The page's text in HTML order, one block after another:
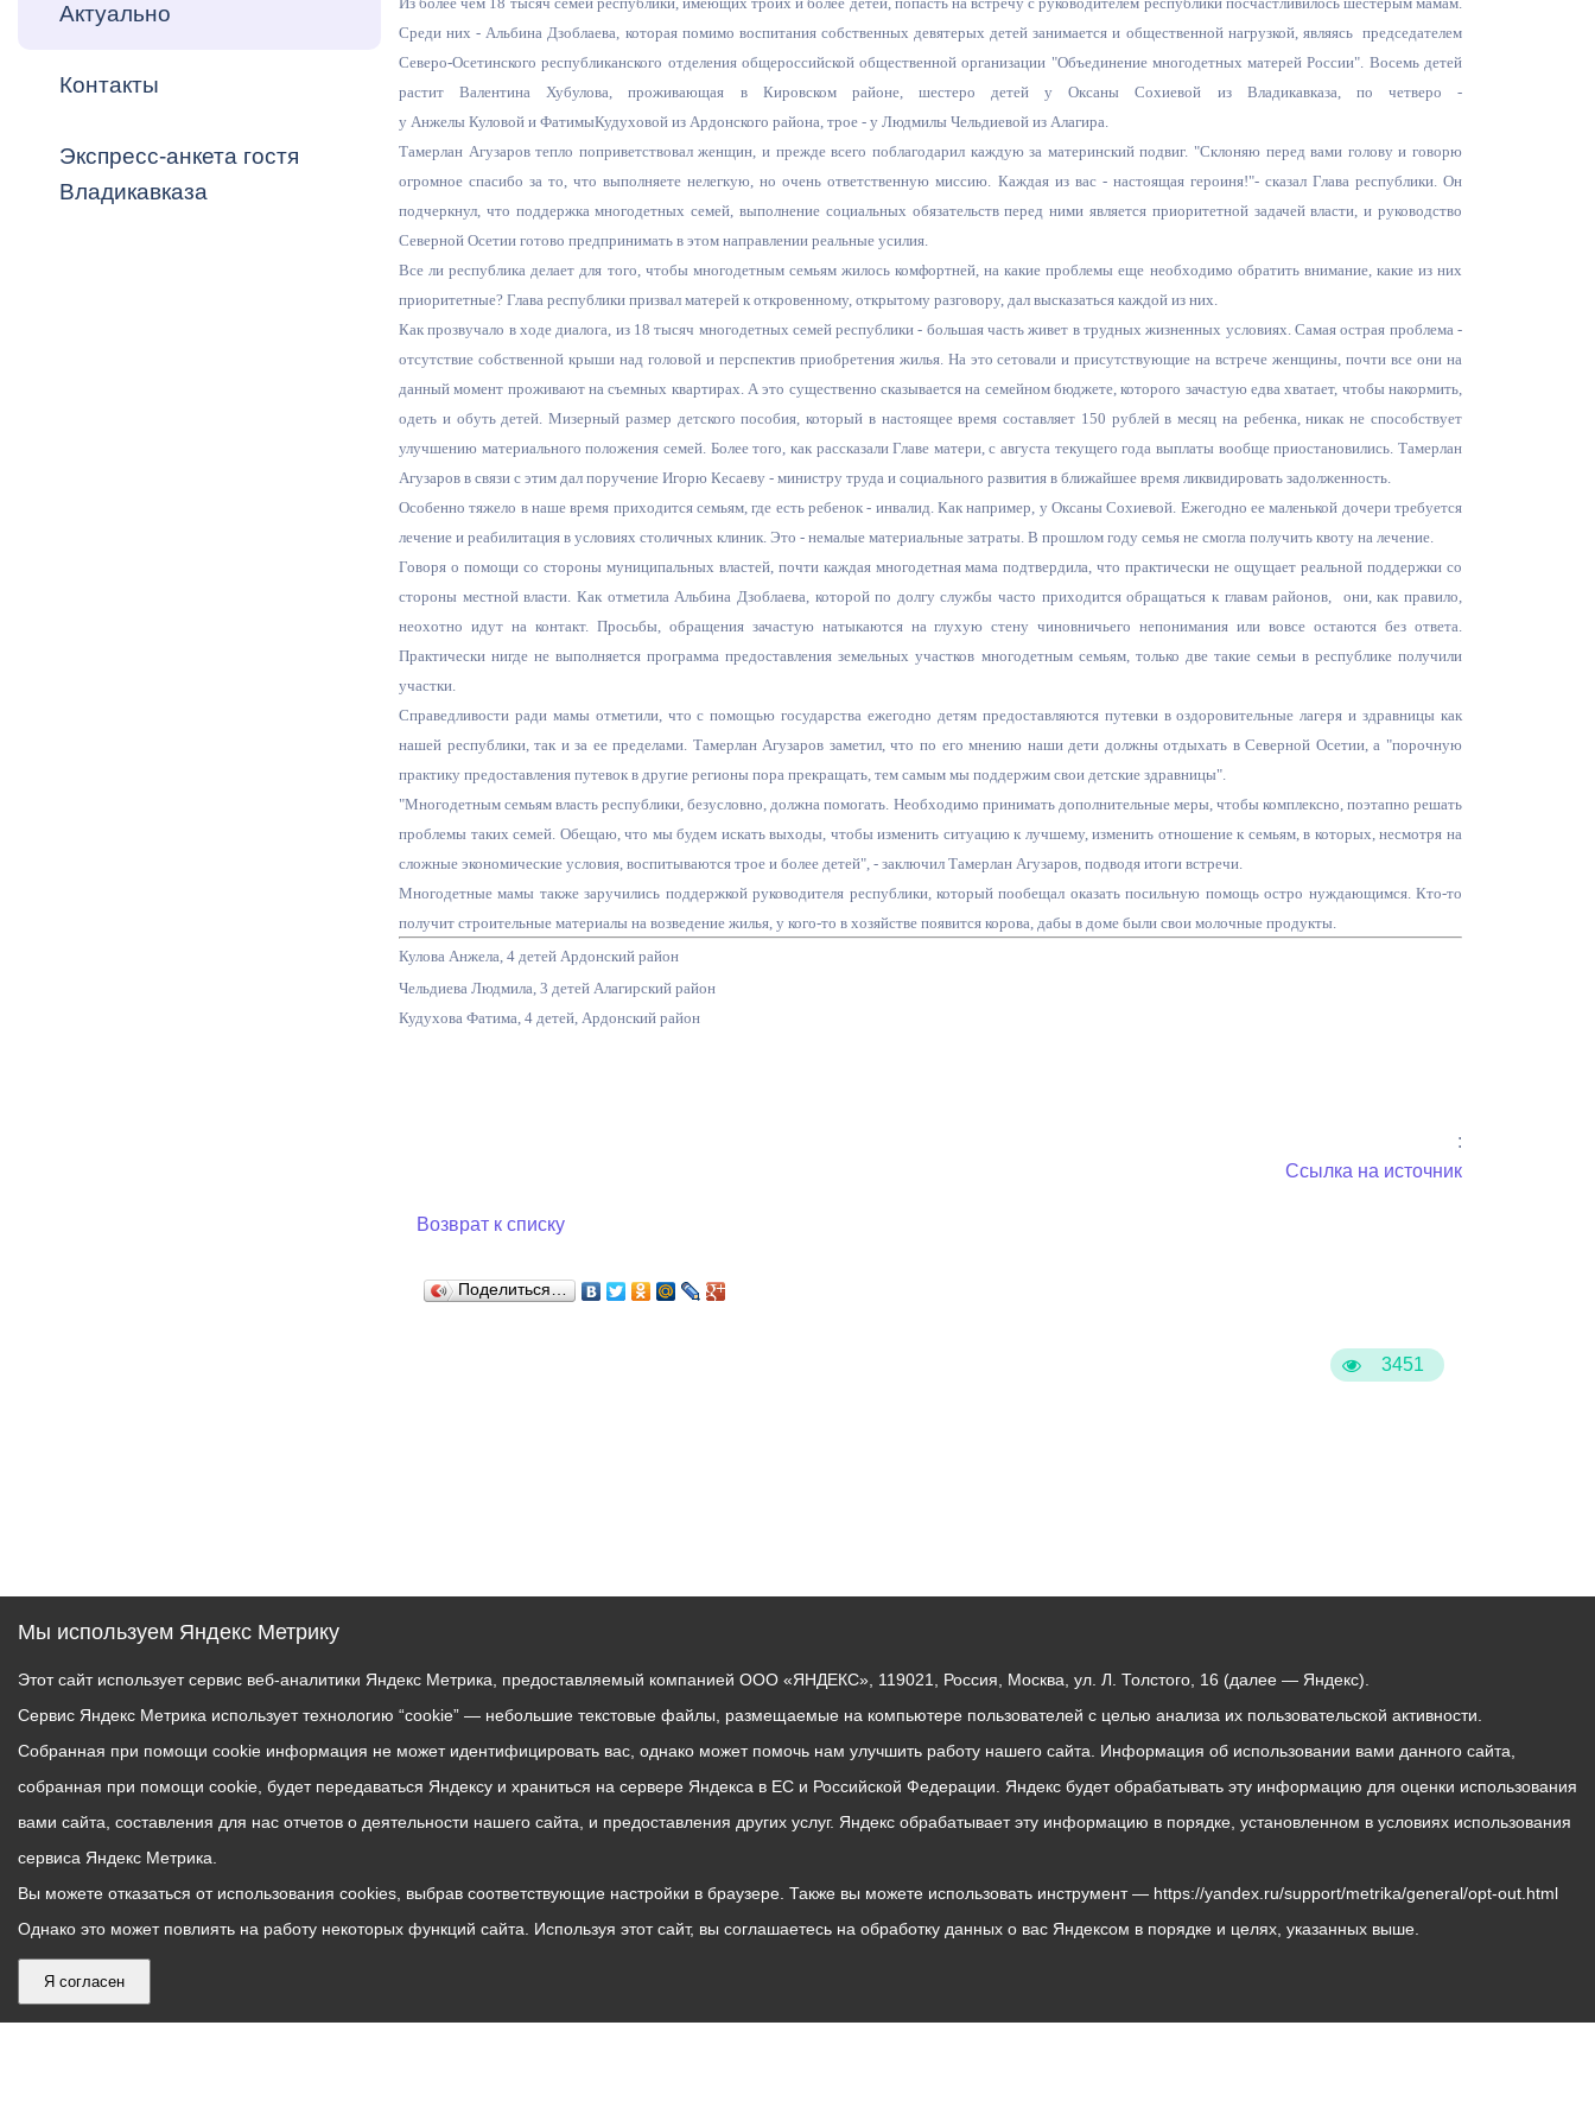
Владикавказ
Распоряжения, постановления Кадровая политика Противодействие коррупции
ОРВ и экспертиза НПА Контактная информация Градостроительная деятельность
Оценка деятельности органов
местного самоуправления
Списки граждан, состоящих на
учете в качестве нуждающихся в
улучшении жилищных условий по
г. Владикавказ
городской среды
Бюджет для граждан
Пространственные сведения
Открытые данные
Общественное обсуждение
документов стратегического
планирования
Гражданская оборона в
чрезвычайных ситуациях
Незаконное строительство
Информация о результатах
проверок
Порядок обжалования решений и
действий органов местного
самоуправления
Информация финансового
органа
Бесплатная юридическая помощь
Муниципальный контроль Выборы 2026
Актуально
Контакты
Экспресс-анкета гостя
Владикавказа
3451
Среди них - Альбина Дзоблаева, которая помимо воспитания собственных девятерых детей занимается и общественной нагрузкой, являясь председателем
Северо-Осетинского республиканского отделения общероссийской общественной организации "Объединение многодетных матерей России". Восемь детей
растит Валентина Хубулова, проживающая в Кировском районе, шестеро детей у Оксаны Сохиевой из Владикавказа, по четверо -
у Анжелы Куловой и ФатимыКудуховой из Ардонского района, трое - у Людмилы Чельдиевой из Алагира.
Тамерлан Агузаров тепло поприветствовал женщин, и прежде всего поблагодарил каждую за материнский подвиг. "Склоняю перед вами голову и говорю
огромное спасибо за то, что выполняете нелегкую, но очень ответственную миссию. Каждая из вас - настоящая героиня!"- сказал Глава республики. Он
подчеркнул, что поддержка многодетных семей, выполнение социальных обязательств перед ними является приоритетной задачей власти, и руководство
Северной Осетии готово предпринимать в этом направлении реальные усилия.
Все ли республика делает для того, чтобы многодетным семьям жилось комфортней, на какие проблемы еще необходимо обратить внимание, какие из них
приоритетные? Глава республики призвал матерей к откровенному, открытому разговору, дал высказаться каждой из них.
Как прозвучало в ходе диалога, из 18 тысяч многодетных семей республики - большая часть живет в трудных жизненных условиях. Самая острая проблема -
отсутствие собственной крыши над головой и перспектив приобретения жилья. На это сетовали и присутствующие на встрече женщины, почти все они на
данный момент проживают на съемных квартирах. А это существенно сказывается на семейном бюджете, которого зачастую едва хватает, чтобы накормить,
одеть и обуть детей. Мизерный размер детского пособия, который в настоящее время составляет 150 рублей в месяц на ребенка, никак не способствует
улучшению материального положения семей. Более того, как рассказали Главе матери, с августа текущего года выплаты вообще приостановились. Тамерлан
Агузаров в связи с этим дал поручение Игорю Кесаеву - министру труда и социального развития в ближайшее время ликвидировать задолженность.
Особенно тяжело в наше время приходится семьям, где есть ребенок - инвалид. Как например, у Оксаны Сохиевой. Ежегодно ее маленькой дочери требуется
лечение и реабилитация в условиях столичных клиник. Это - немалые материальные затраты. В прошлом году семья не смогла получить квоту на лечение.
Говоря о помощи со стороны муниципальных властей, почти каждая многодетная мама подтвердила, что практически не ощущает реальной поддержки со
стороны местной власти. Как отметила Альбина Дзоблаева, которой по долгу службы часто приходится обращаться к главам районов, они, как правило,
неохотно идут на контакт. Просьбы, обращения зачастую натыкаются на глухую стену чиновничьего непонимания или вовсе остаются без ответа.
Практически нигде не выполняется программа предоставления земельных участков многодетным семьям, только две такие семьи в республике получили
участки.
Справедливости ради мамы отметили, что с помощью государства ежегодно детям предоставляются путевки в оздоровительные лагеря и здравницы как
нашей республики, так и за ее пределами. Тамерлан Агузаров заметил, что по его мнению наши дети должны отдыхать в Северной Осетии, а "порочную
практику предоставления путевок в другие регионы пора прекращать, тем самым мы поддержим свои детские здравницы".
"Многодетным семьям власть республики, безусловно, должна помогать. Необходимо принимать дополнительные меры, чтобы комплексно, поэтапно решать
проблемы таких семей. Обещаю, что мы будем искать выходы, чтобы изменить ситуацию к лучшему, изменить отношение к семьям, в которых, несмотря на
сложные экономические условия, воспитываются трое и более детей", - заключил Тамерлан Агузаров, подводя итоги встречи.
Многодетные мамы также заручились поддержкой руководителя республики, который пообещал оказать посильную помощь остро нуждающимся. Кто-то
получит строительные материалы на возведение жилья, у кого-то в хозяйстве появится корова, дабы в доме были свои молочные продукты.
Кулова Анжела, 4 детей Ардонский район
Чельдиева Людмила, 3 детей Алагирский район
Кудухова Фатима, 4 детей, Ардонский район
:
Ссылка на источник
Возврат к списку
Поделиться…
Мы используем Яндекс Метрику
Этот сайт использует сервис веб-аналитики Яндекс Метрика, предоставляемый компанией ООО «ЯНДЕКС», 119021, Россия, Москва, ул. Л. Толстого, 16 (далее — Яндекс).
Сервис Яндекс Метрика использует технологию “cookie” — небольшие текстовые файлы, размещаемые на компьютере пользователей с целью анализа их пользовательской активности.
Собранная при помощи cookie информация не может идентифицировать вас, однако может помочь нам улучшить работу нашего сайта. Информация об использовании вами данного сайта,
собранная при помощи cookie, будет передаваться Яндексу и храниться на сервере Яндекса в ЕС и Российской Федерации. Яндекс будет обрабатывать эту информацию для оценки использования
вами сайта, составления для нас отчетов о деятельности нашего сайта, и предоставления других услуг. Яндекс обрабатывает эту информацию в порядке, установленном в условиях использования
сервиса Яндекс Метрика.
Вы можете отказаться от использования cookies, выбрав соответствующие настройки в браузере. Также вы можете использовать инструмент — https://yandex.ru/support/metrika/general/opt-out.html
Однако это может повлиять на работу некоторых функций сайта. Используя этот сайт, вы соглашаетесь на обработку данных о вас Яндексом в порядке и целях, указанных выше.
Я согласен